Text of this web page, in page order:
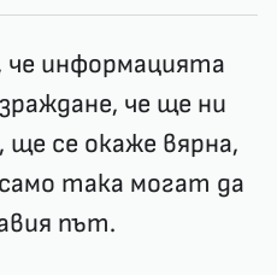
информацията
че ще ни
ще се окаже вярна,
така могат да
път.